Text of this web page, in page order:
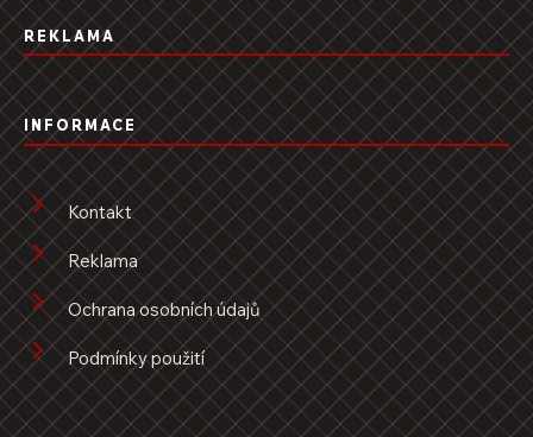
REKLAMA
INFORMACE
Kontakt
Reklama
Ochrana osobních údajů
Podmínky použití